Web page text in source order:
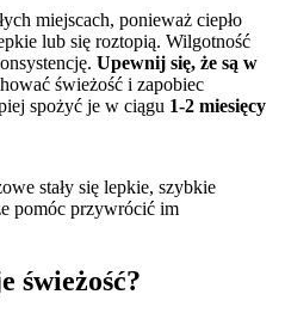
miejscach, ponieważ ciepło
lub się roztopią. Wilgotność
Upewnij się, że są w
świeżość i zapobiec
spożyć je w ciągu 1-2 miesięcy
stały się lepkie, szybkie
pomóc przywrócić im
świeżość?